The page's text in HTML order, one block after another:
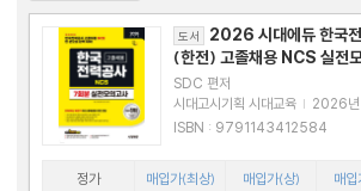
도서
2026 시대에듀 한국
(한전) 고졸채용 NCS 실전
7회분
SDC 편저
시대고시기획 시대교육 | 2026
ISBN : 9791143412584
정가 매입가(최상) 매입가(상) 매